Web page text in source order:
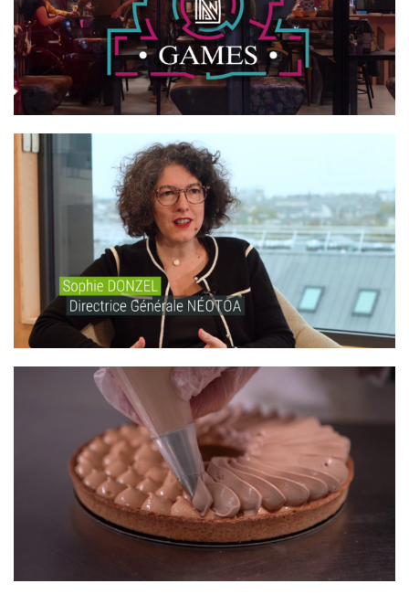
BRAIN GAMES
NÉOTOA – BIODIVERSITÉ
SUPER U